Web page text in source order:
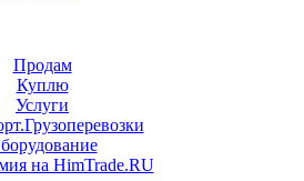
Продам
Куплю
Услуги
на HimTrade.RU